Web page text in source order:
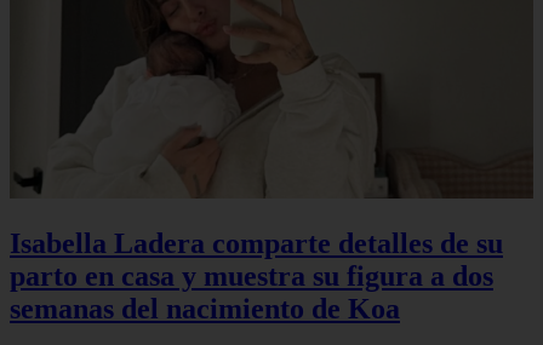
Isabella Ladera comparte detalles de su
parto en casa y muestra su figura a dos
semanas del nacimiento de Koa